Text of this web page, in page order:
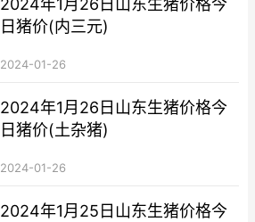
2024年1月26日山东生猪价格今
日猪价(内三元)
2024-01-26
2024年1月26日山东生猪价格今
日猪价(土杂猪)
2024-01-26
2024年1月25日山东生猪价格今